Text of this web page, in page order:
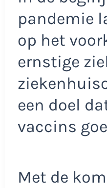
pandemie
op het
ernstige
een doel
vaccins
Met de